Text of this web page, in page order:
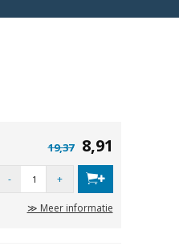
19,37 8,91
- +
≫ Meer informatie